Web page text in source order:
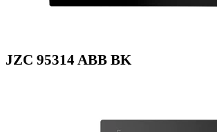
JZC 95314 ABB BK